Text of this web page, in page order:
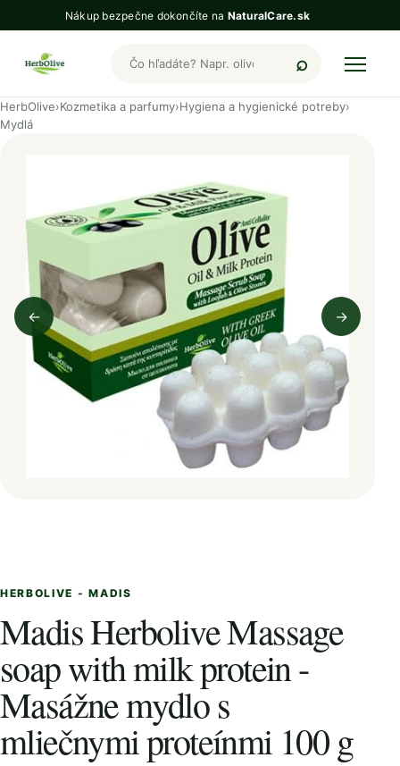
Nákup bezpečne dokončíte na NaturalCare.sk
Hľadať produkty HerbOlive
HerbOlive›Kozmetika a parfumy›Hygiena a hygienické potreby›
Mydlá
←
Predchádzajúci obrázok
→
HERBOLIVE - MADIS
Madis Herbolive Massage
soap with milk protein -
Masážne mydlo s
mliečnymi proteínmi 100 g